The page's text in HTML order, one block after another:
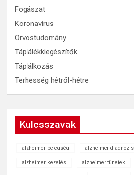
Fogászat
Koronavírus
Orvostudomány
Táplálékkiegészítők
Táplálkozás
Terhesség hétről-hétre
Kulcsszavak
alzheimer betegség alzheimer diagnózis
alzheimer kezelés alzheimer tünetek